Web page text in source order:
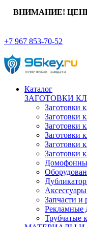
ВНИМАНИЕ!
+7 967 853-70-52
Каталог
ЗАГОТОВКИ
Заготовки
Заготовки
Заготовки
Заготовки
Заготовки
Заготовки
Запчасти и
Рекламные
Трубчатые